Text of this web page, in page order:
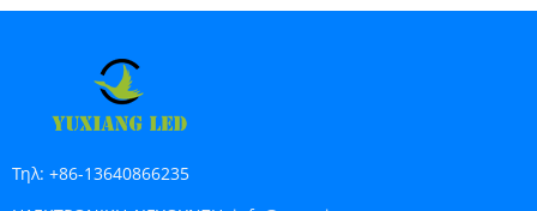
Τηλ: +86-13640866235